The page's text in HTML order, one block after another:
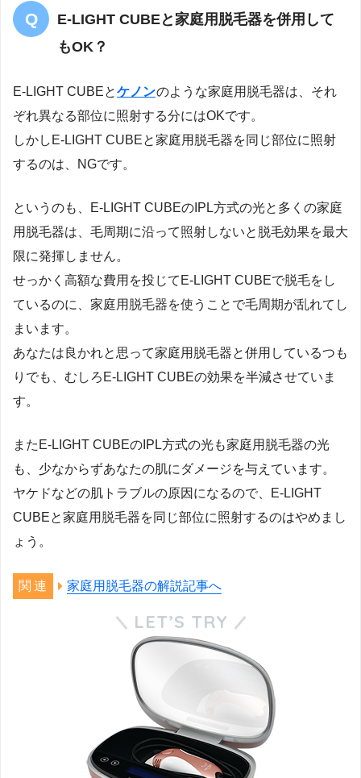
E-LIGHT CUBEと家庭用脱毛器を併用して
もOK？
E-LIGHT CUBEとケノンのような家庭用脱毛器は、それ
ぞれ異なる部位に照射する分にはOKです。
しかしE-LIGHT CUBEと家庭用脱毛器を同じ部位に照射
するのは、NGです。
というのも、E-LIGHT CUBEのIPL方式の光と多くの家庭
用脱毛器は、毛周期に沿って照射しないと脱毛効果を最大
限に発揮しません。
せっかく高額な費用を投じてE-LIGHT CUBEで脱毛をし
ているのに、家庭用脱毛器を使うことで毛周期が乱れてし
まいます。
あなたは良かれと思って家庭用脱毛器と併用しているつも
りでも、むしろE-LIGHT CUBEの効果を半減させていま
す。
またE-LIGHT CUBEのIPL方式の光も家庭用脱毛器の光
も、少なからずあなたの肌にダメージを与えています。
ヤケドなどの肌トラブルの原因になるので、E-LIGHT
CUBEと家庭用脱毛器を同じ部位に照射するのはやめまし
ょう。
家庭用脱毛器の解説記事へ
LET’S TRY